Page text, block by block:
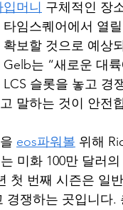
입머니 구체적인 장
임스퀘어에서 열
보할 것으로 예상
Gelb는 “새로운 대
슬롯을 놓고 경
말하는 것이 안전
eos파워볼 위해
미화 100만 달러
첫 번째 시즌은 일
경쟁하는 곳입니다